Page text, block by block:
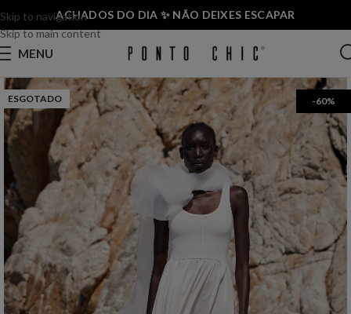
Skip to navigation
Skip to main content
ACHADOS DO DIA ✨ NÃO DEIXES ESCAPAR
MENU
ESGOTADO -60%